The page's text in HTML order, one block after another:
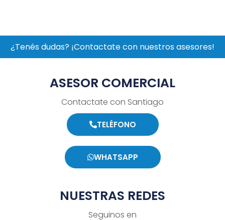
¿Tenés dudas? ¡Contactate con nuestros asesores!
ASESOR COMERCIAL
Contactate con Santiago
TELÉFONO
WHATSAPP
NUESTRAS REDES
Seguinos en